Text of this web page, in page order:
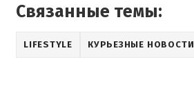
Связанные темы:
LIFESTYLE КУРЬЕЗНЫЕ НОВОСТИ